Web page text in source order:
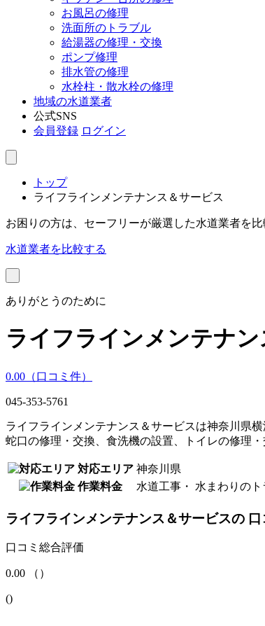
お風呂の修理
洗面所のトラブル
給湯器の修理・交換
ポンプ修理
排水管の修理
水栓柱・散水栓の修理
地域の水道業者
公式SNS
会員登録 ログイン
トップ
ライフラインメンテナンス＆サービス
お困りの方は、セーフリーが厳選した水道業者を
水道業者を比較する
ありがとうのために
ライフラインメンテナ
0.00 （口コミ 件）
045-353-5761
ライフラインメンテナンス＆サービスは神奈川県
蛇口の修理・交換、食洗機の設置、トイレの修理
対応エリア 神奈川県
作業料金
水道工事・ 水まわりのト
ライフラインメンテナンス＆サービスの 口
口コミ総合評価
0.00 （ ）
()